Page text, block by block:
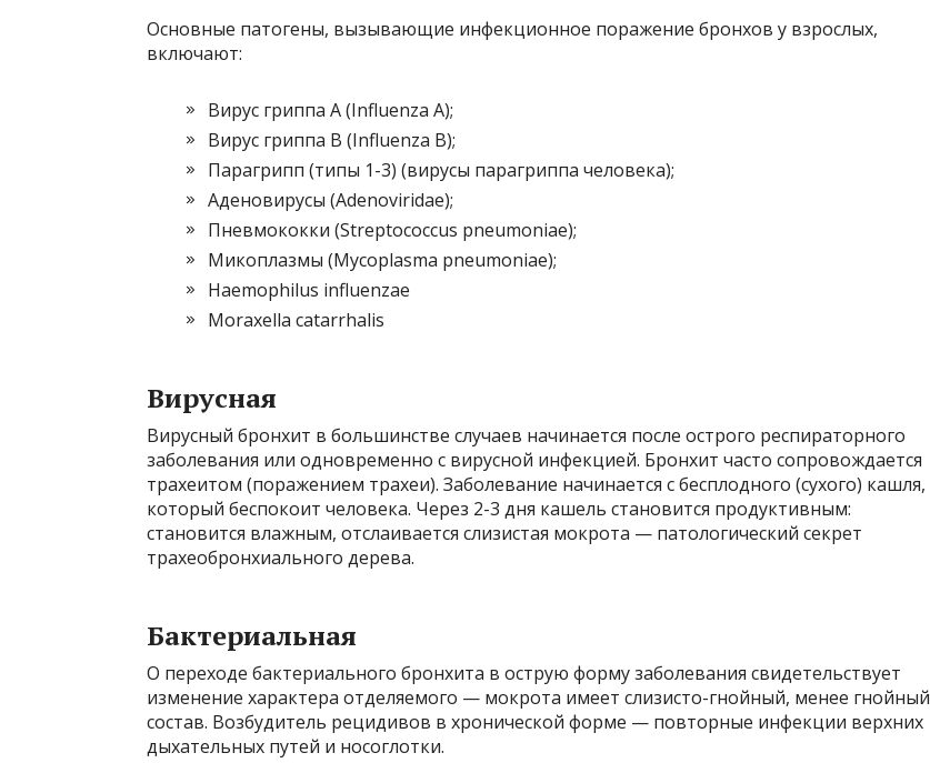
Основные патогены, вызывающие инфекционное поражение бронхов у взрослых,
включают:
Вирус гриппа А (Influenza A);
Вирус гриппа B (Influenza B);
Парагрипп (типы 1-3) (вирусы парагриппа человека);
Аденовирусы (Adenoviridae);
Пневмококки (Streptococcus pneumoniae);
Микоплазмы (Mycoplasma pneumoniae);
Haemophilus influenzae
Moraxella catarrhalis
Вирусная
Вирусный бронхит в большинстве случаев начинается после острого респираторного
заболевания или одновременно с вирусной инфекцией. Бронхит часто сопровождается
трахеитом (поражением трахеи). Заболевание начинается с бесплодного (сухого) кашля,
который беспокоит человека. Через 2-3 дня кашель становится продуктивным:
становится влажным, отслаивается слизистая мокрота — патологический секрет
трахеобронхиального дерева.
Бактериальная
О переходе бактериального бронхита в острую форму заболевания свидетельствует
изменение характера отделяемого — мокрота имеет слизисто-гнойный, менее гнойный
состав. Возбудитель рецидивов в хронической форме — повторные инфекции верхних
дыхательных путей и носоглотки.